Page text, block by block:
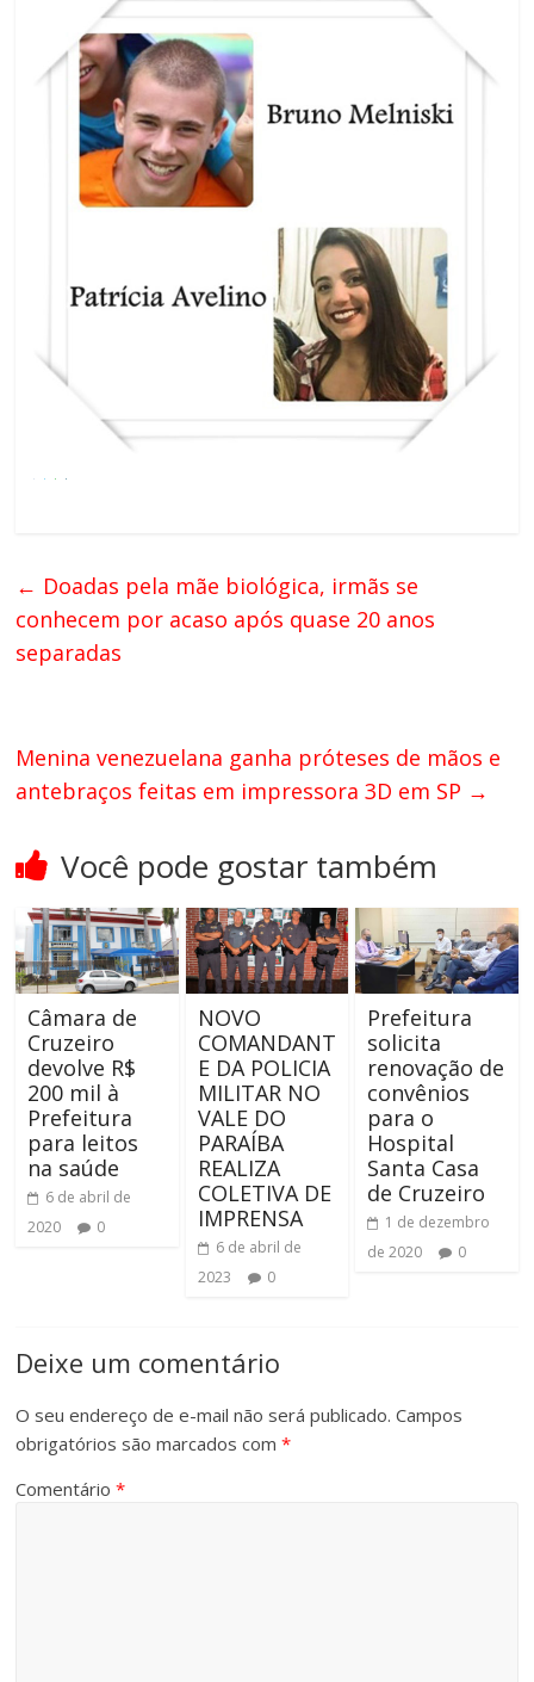
← Doadas pela mãe biológica, irmãs se
conhecem por acaso após quase 20 anos
separadas
Menina venezuelana ganha próteses de mãos e
antebraços feitas em impressora 3D em SP →
Você pode gostar também
Câmara de
Cruzeiro
devolve R$
200 mil à
Prefeitura
para leitos
na saúde
6 de abril de
2020
0
NOVO
COMANDANT
E DA POLICIA
MILITAR NO
VALE DO
PARAÍBA
REALIZA
COLETIVA DE
IMPRENSA
6 de abril de
2023
0
Prefeitura
solicita
renovação de
convênios
para o
Hospital
Santa Casa
de Cruzeiro
1 de dezembro
de 2020
0
Deixe um comentário
O seu endereço de e-mail não será publicado. Campos
obrigatórios são marcados com*
Comentário*